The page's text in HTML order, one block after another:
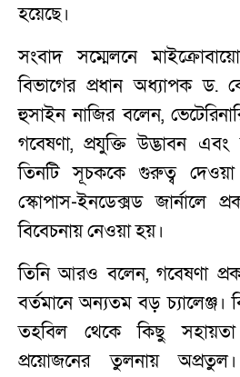
হয়েছে।
সংবাদ সম্মেলনে
বিভাগের প্রধান অধ্যাপক
হুসাইন নাজির বলেন,
গবেষণা, প্রযুক্তি উদ্ভাবন
তিনটি সূচককে গুরুত্ব
স্কোপাস-ইনডেক্সড জার্নালে
বিবেচনায় নেওয়া হয়।
তিনি আরও বলেন, গবেষণা
বর্তমানে অন্যতম বড় চ্যালেঞ্জ।
তহবিল থেকে কিছু
প্রয়োজনের তুলনায়